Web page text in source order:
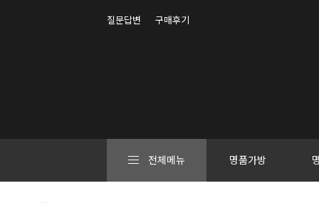
질문답변 구매후기
전체메뉴 명품가방